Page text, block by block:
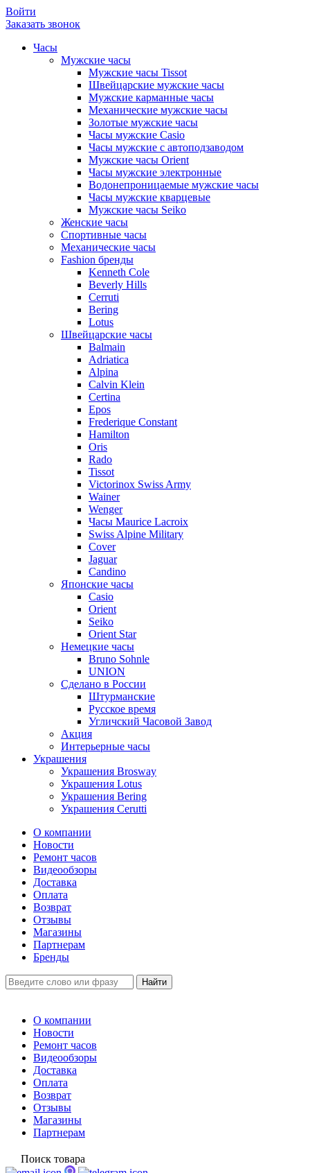
Войти
Заказать звонок
Часы
Мужские часы
Мужские часы Tissot
Швейцарские мужские часы
Мужские карманные часы
Механические мужские часы
Золотые мужские часы
Часы мужские Casio
Часы мужские с автоподзаводом
Мужские часы Orient
Часы мужские электронные
Водонепроницаемые мужские часы
Часы мужские кварцевые
Мужские часы Seiko
Женские часы
Спортивные часы
Механические часы
Fashion бренды
Kenneth Cole
Beverly Hills
Cerruti
Bering
Lotus
Швейцарские часы
Balmain
Adriatica
Alpina
Calvin Klein
Certina
Epos
Frederique Constant
Hamilton
Oris
Rado
Tissot
Victorinox Swiss Army
Wainer
Wenger
Часы Maurice Lacroix
Swiss Alpine Military
Cover
Jaguar
Candino
Японские часы
Casio
Orient
Seiko
Orient Star
Немецкие часы
Bruno Sohnle
UNION
Сделано в России
Штурманские
Русское время
Угличский Часовой Завод
Акция
Интерьерные часы
Украшения
Украшения Brosway
Украшения Lotus
Украшения Bering
Украшения Cerutti
О компании
Новости
Ремонт часов
Видеообзоры
Доставка
Оплата
Возврат
Отзывы
Магазины
Партнерам
Бренды
О компании
Новости
Ремонт часов
Видеообзоры
Доставка
Оплата
Возврат
Отзывы
Магазины
Партнерам
Поиск товара